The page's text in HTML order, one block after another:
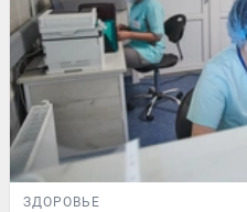
ЗДОРОВЬЕ